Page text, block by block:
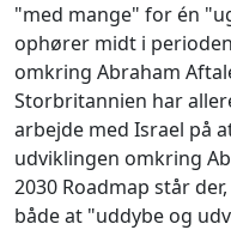
"med mange" for én
ophører midt i
omkring Abraham
Storbritannien har
arbejde med Israel på
udviklingen omkring
2030 Roadmap står
både at "uddybe og